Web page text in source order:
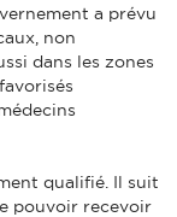
a prévu
non
dans les zones
qualifié. Il suit
pouvoir recevoir